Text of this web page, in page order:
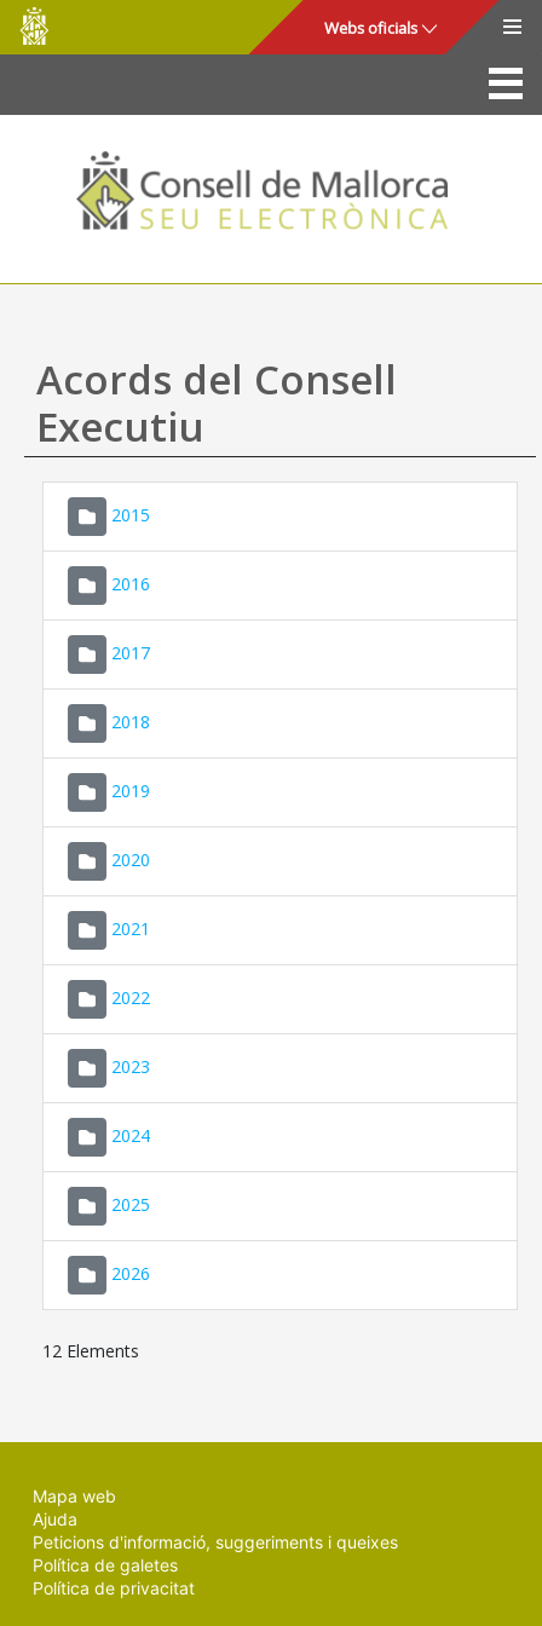
Salta al contingut principal
Consell
de
Mallorca
Webs oficials
La Seu
Consell de Mallorca
Accés i seguretat
Utilitats
Ajuda
Acords del Consell
Executiu
2015
2016
2017
2018
2019
2020
2021
2022
2023
2024
2025
2026
12 Elements
Mapa web
Ajuda
Peticions d'informació, suggeriments i queixes
Política de galetes
Política de privacitat